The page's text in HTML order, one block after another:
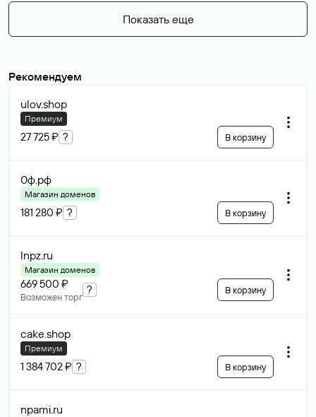
Показать еще
Рекомендуем
ulov.shop
Премиум
27 725 ₽ ? В корзину
0ф.рф
Магазин доменов
181 280 ₽ ? В корзину
lnpz.ru
Магазин доменов
669 500 ₽
Возможен торг
? В корзину
cake.shop
Премиум
1 384 702 ₽ ? В корзину
npami.ru